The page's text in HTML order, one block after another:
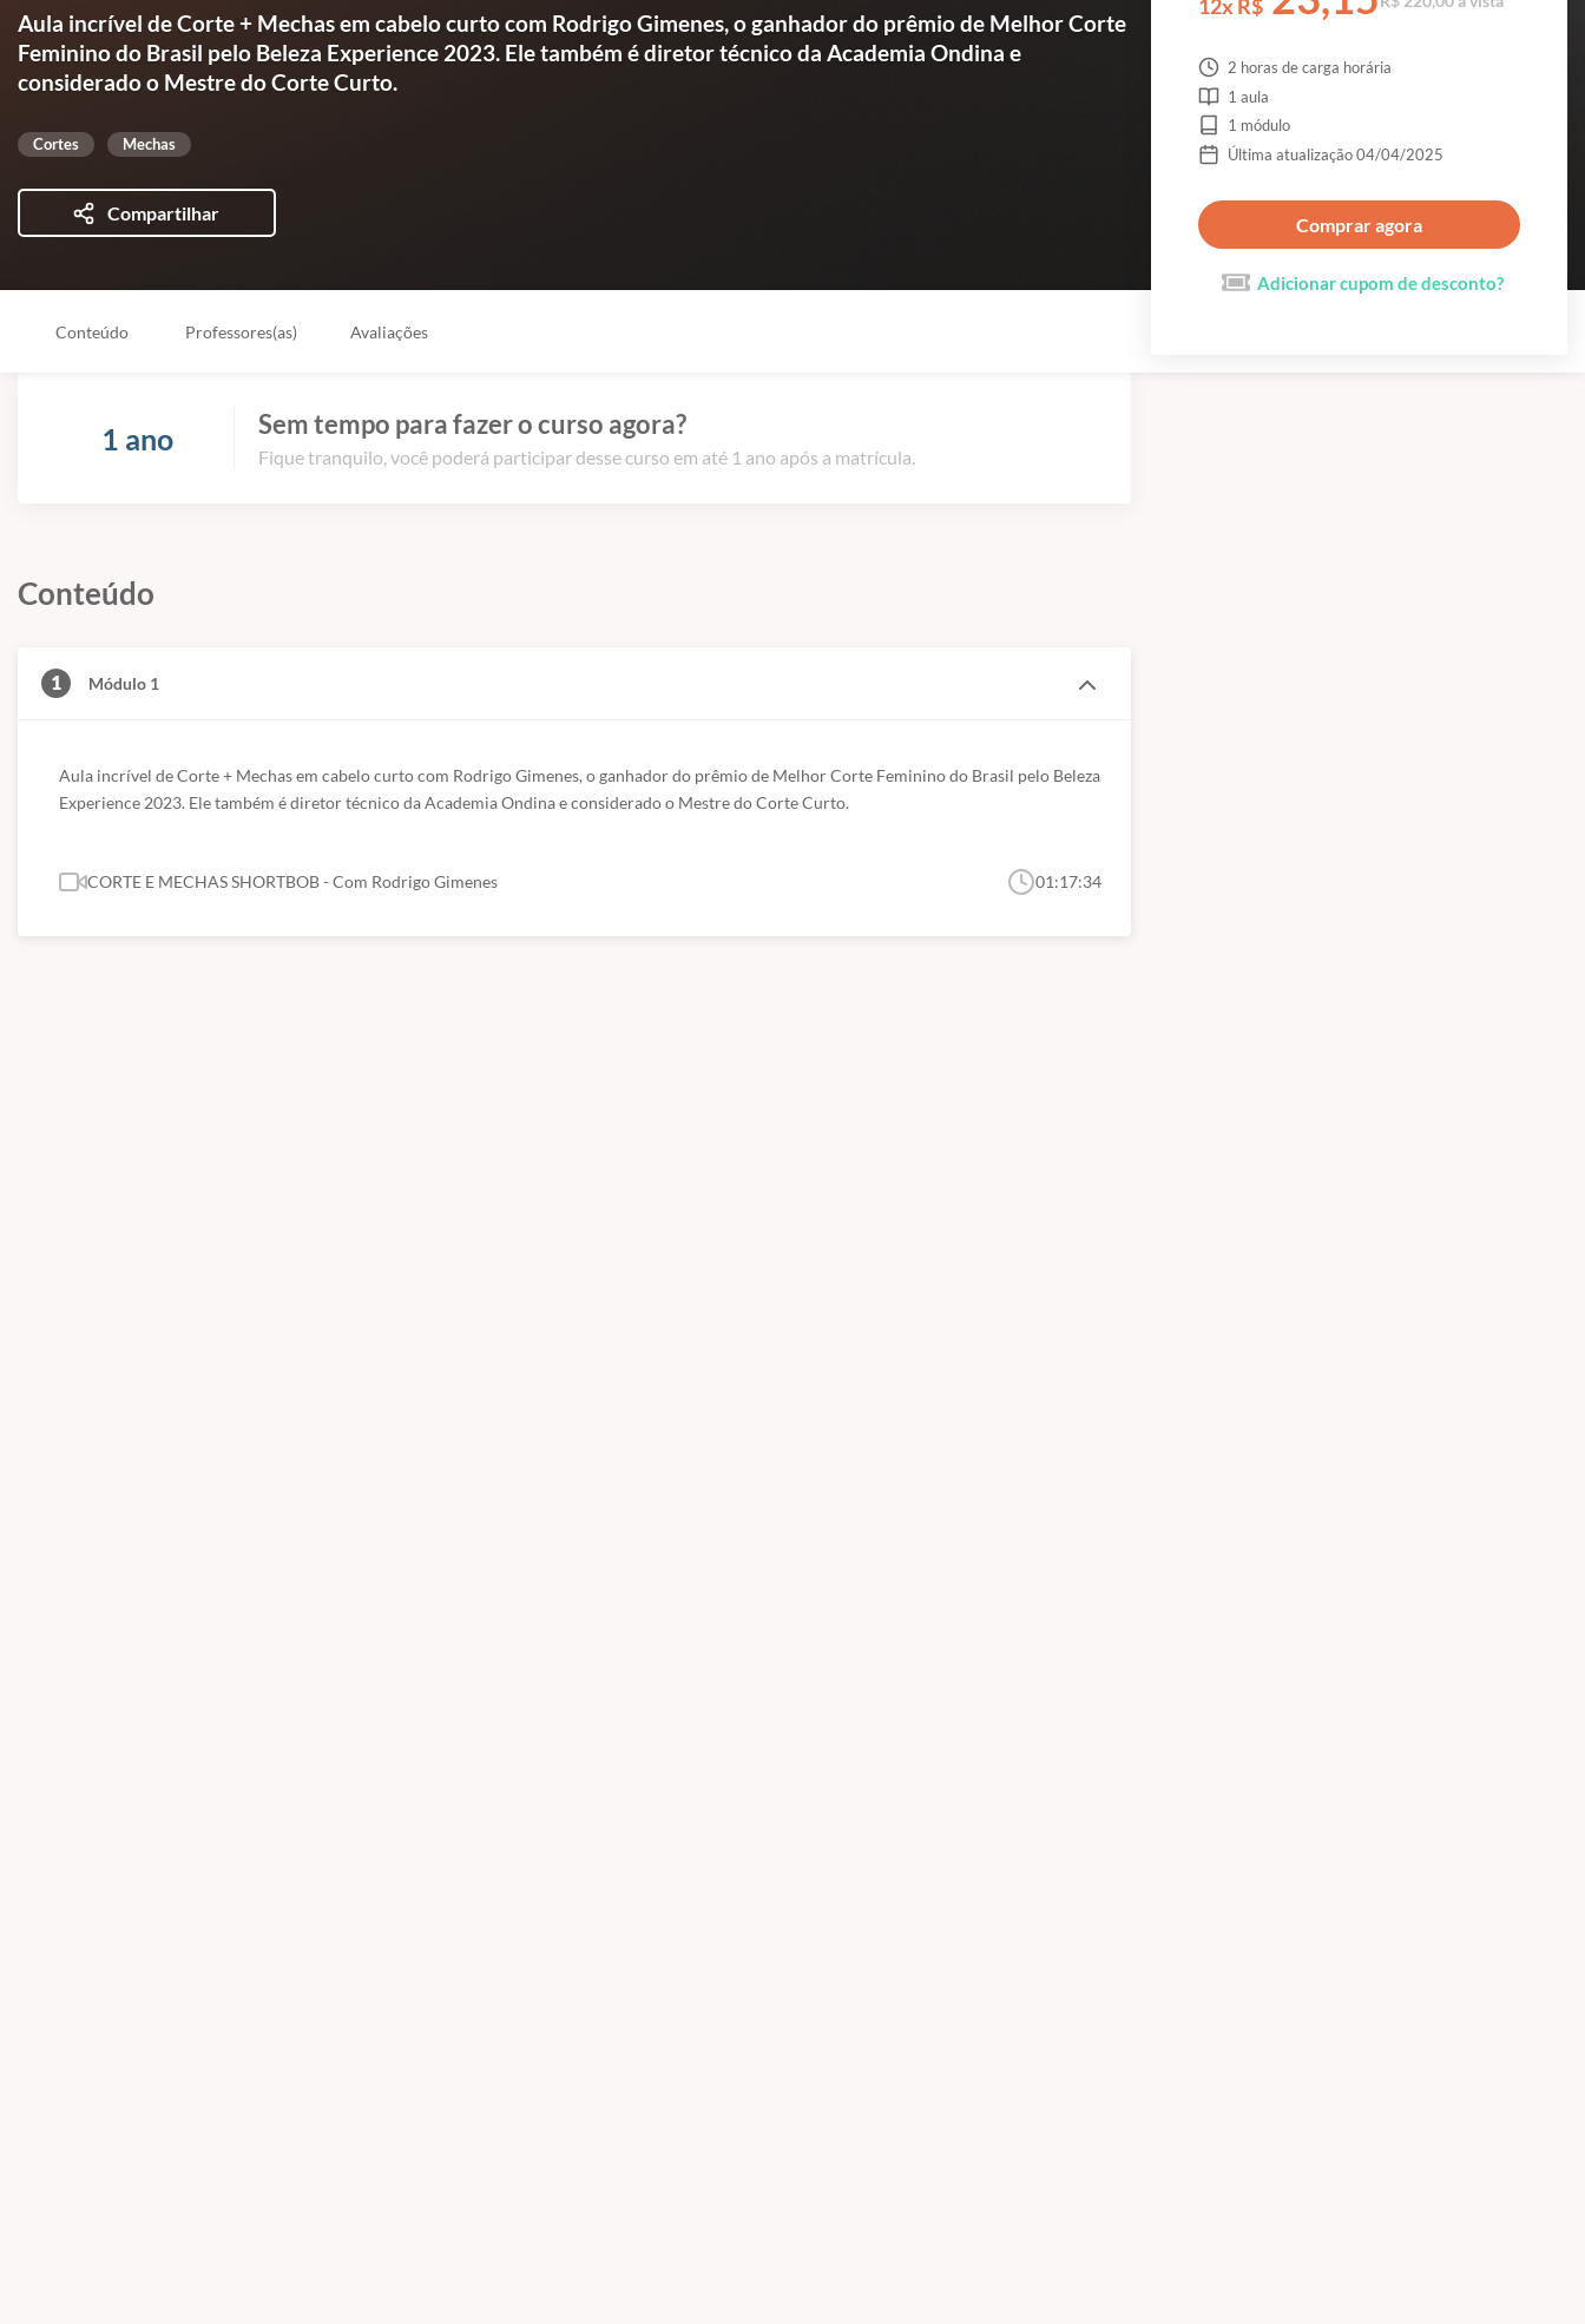
Aula incrível de Corte + Mechas em cabelo curto com Rodrigo Gimenes, o ganhador do prêmio de Melhor Corte
Feminino do Brasil pelo Beleza Experience 2023. Ele também é diretor técnico da Academia Ondina e
considerado o Mestre do Corte Curto.
Cortes Mechas
Compartilhar
Conteúdo Professores(as) Avaliações
1 ano Sem tempo para fazer o curso agora?
Fique tranquilo, você poderá participar desse curso em até 1 ano após a matrícula.
Conteúdo
1 Módulo 1
Aula incrível de Corte + Mechas em cabelo curto com Rodrigo Gimenes, o ganhador do prêmio de Melhor Corte Feminino do Brasil pelo Beleza
Experience 2023. Ele também é diretor técnico da Academia Ondina e considerado o Mestre do Corte Curto.
CORTE E MECHAS SHORTBOB - Com Rodrigo Gimenes 01:17:34
12x R$
2 horas de carga horária
1 aula
1 módulo
Última atualização 04/04/2025
Comprar agora
Adicionar cupom de desconto?